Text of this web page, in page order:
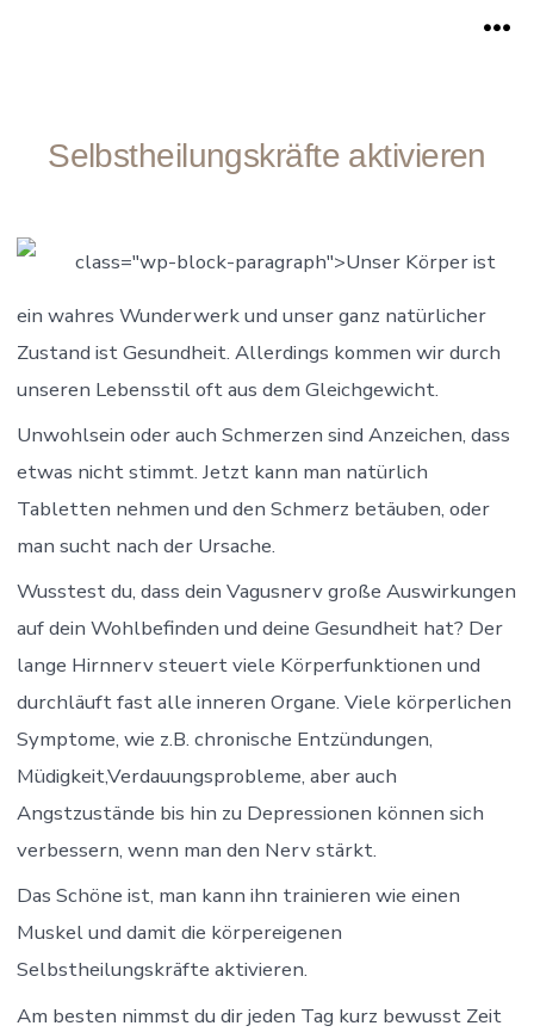
Selbstheilungskräfte aktivieren
class="wp-block-paragraph">Unser Körper ist
ein wahres Wunderwerk und unser ganz natürlicher
Zustand ist Gesundheit. Allerdings kommen wir durch
unseren Lebensstil oft aus dem Gleichgewicht.
Unwohlsein oder auch Schmerzen sind Anzeichen, dass
etwas nicht stimmt. Jetzt kann man natürlich
Tabletten nehmen und den Schmerz betäuben, oder
man sucht nach der Ursache.
Wusstest du, dass dein Vagusnerv große Auswirkungen
auf dein Wohlbefinden und deine Gesundheit hat? Der
lange Hirnnerv steuert viele Körperfunktionen und
durchläuft fast alle inneren Organe. Viele körperlichen
Symptome, wie z.B. chronische Entzündungen,
Müdigkeit,Verdauungsprobleme, aber auch
Angstzustände bis hin zu Depressionen können sich
verbessern, wenn man den Nerv stärkt.
Das Schöne ist, man kann ihn trainieren wie einen
Muskel und damit die körpereigenen
Selbstheilungskräfte aktivieren.
Am besten nimmst du dir jeden Tag kurz bewusst Zeit